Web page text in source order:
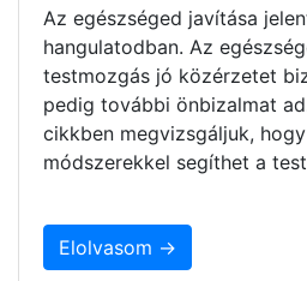
Az egészséged javítása
hangulatodban. Az
testmozgás jó közérzetet
pedig további önbizalmat
cikkben megvizsgáljuk,
módszerekkel segíthet a
Elolvasom →